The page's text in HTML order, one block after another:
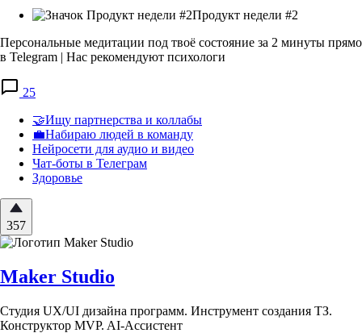
Продукт недели #2
Персональные медитации под твоё состояние за 2 минуты прямо
в Telegram | Нас рекомендуют психологи
25
🤝Ищу партнерства и коллабы
💼Набираю людей в команду
Нейросети для аудио и видео
Чат-боты в Телеграм
Здоровье
357
Maker Studio
Студия UX/UI дизайна программ. Инструмент создания ТЗ.
Конструктор MVP. AI-Ассистент